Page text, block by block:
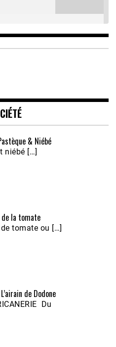
& Niébé
niébé […]
la tomate
tomate ou […]
de Dodone
Du